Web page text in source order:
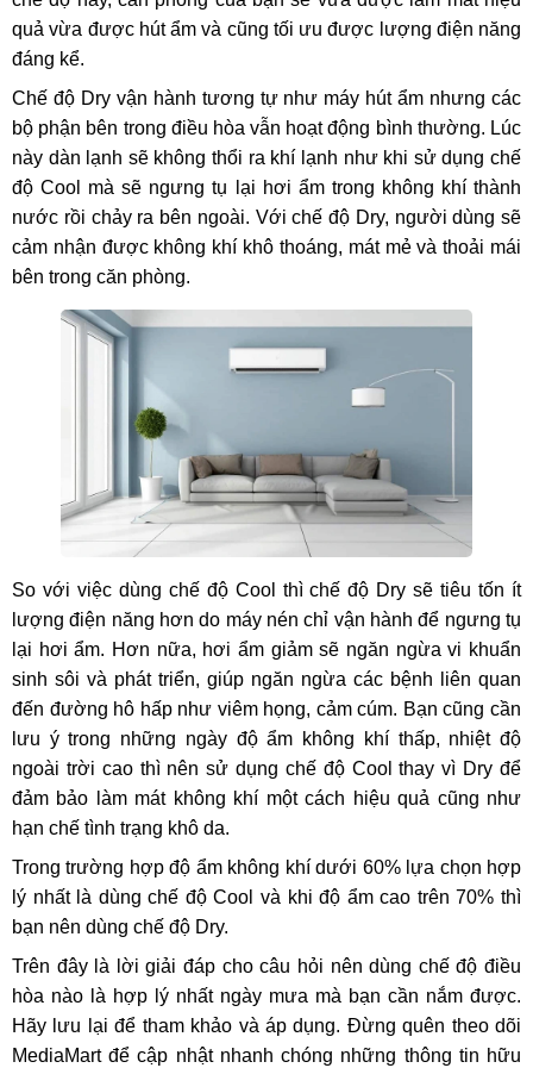
quả vừa được hút ẩm và cũng tối ưu được lượng điện năng
đáng kể.
Chế độ Dry vận hành tương tự như máy hút ẩm nhưng các
bộ phận bên trong điều hòa vẫn hoạt động bình thường. Lúc
này dàn lạnh sẽ không thổi ra khí lạnh như khi sử dụng chế
độ Cool mà sẽ ngưng tụ lại hơi ẩm trong không khí thành
nước rồi chảy ra bên ngoài. Với chế độ Dry, người dùng sẽ
cảm nhận được không khí khô thoáng, mát mẻ và thoải mái
bên trong căn phòng.
So với việc dùng chế độ Cool thì chế độ Dry sẽ tiêu tốn ít
lượng điện năng hơn do máy nén chỉ vận hành để ngưng tụ
lại hơi ẩm. Hơn nữa, hơi ẩm giảm sẽ ngăn ngừa vi khuẩn
sinh sôi và phát triển, giúp ngăn ngừa các bệnh liên quan
đến đường hô hấp như viêm họng, cảm cúm. Bạn cũng cần
lưu ý trong những ngày độ ẩm không khí thấp, nhiệt độ
ngoài trời cao thì nên sử dụng chế độ Cool thay vì Dry để
đảm bảo làm mát không khí một cách hiệu quả cũng như
hạn chế tình trạng khô da.
Trong trường hợp độ ẩm không khí dưới 60% lựa chọn hợp
lý nhất là dùng chế độ Cool và khi độ ẩm cao trên 70% thì
bạn nên dùng chế độ Dry.
Trên đây là lời giải đáp cho câu hỏi nên dùng chế độ điều
hòa nào là hợp lý nhất ngày mưa mà bạn cần nắm được.
Hãy lưu lại để tham khảo và áp dụng. Đừng quên theo dõi
MediaMart để cập nhật nhanh chóng những thông tin hữu